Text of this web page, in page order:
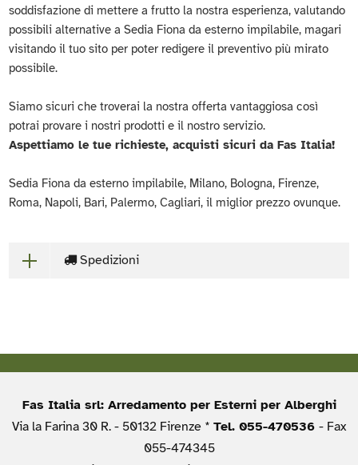
soddisfazione di mettere a frutto la nostra esperienza, valutando
possibili alternative a Sedia Fiona da esterno impilabile, magari
visitando il tuo sito per poter redigere il preventivo più mirato
possibile.
Siamo sicuri che troverai la nostra offerta vantaggiosa così
potrai provare i nostri prodotti e il nostro servizio.
Aspettiamo le tue richieste, acquisti sicuri da Fas Italia!
Sedia Fiona da esterno impilabile, Milano, Bologna, Firenze,
Roma, Napoli, Bari, Palermo, Cagliari, il miglior prezzo ovunque.
Spedizioni
Fas Italia srl: Arredamento per Esterni per Alberghi
Via la Farina 30 R. - 50132 Firenze * Tel. 055-470536 - Fax
055-474345